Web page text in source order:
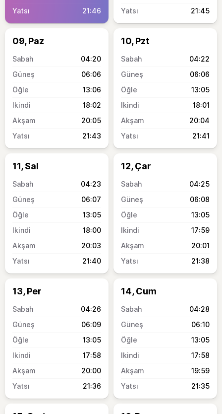
21:46
21:45
09, Paz
04:20
06:06
13:06
18:02
20:05
21:43
10, Pzt
04:22
06:06
13:05
18:01
20:04
21:41
11, Sal
04:23
06:07
13:05
18:00
20:03
21:40
12, Çar
04:25
06:08
13:05
17:59
20:01
21:38
13, Per
04:26
06:09
13:05
17:58
20:00
21:36
14, Cum
04:28
06:10
13:05
17:58
19:59
21:35